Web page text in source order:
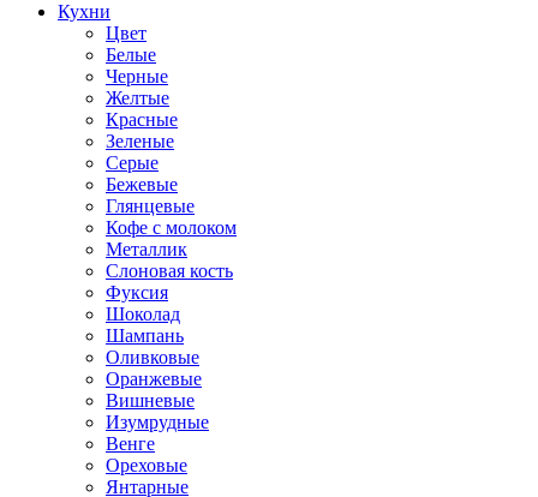
Кухни
Цвет
Белые
Черные
Желтые
Красные
Зеленые
Серые
Бежевые
Глянцевые
Кофе с молоком
Металлик
Слоновая кость
Фуксия
Шоколад
Шампань
Оливковые
Оранжевые
Вишневые
Изумрудные
Венге
Ореховые
Янтарные